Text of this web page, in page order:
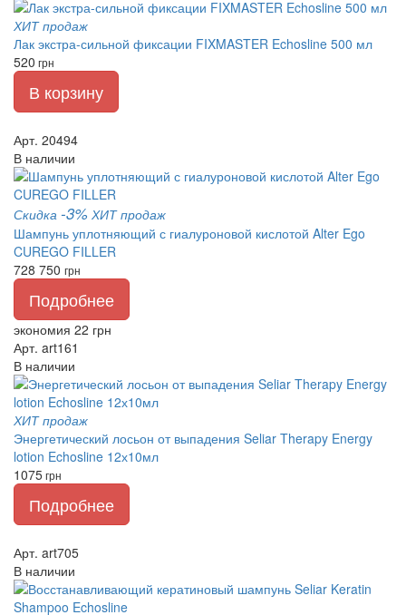
ХИТ продаж
Лак экстра-сильной фиксации FIXMASTER Echosline 500 мл
520 грн
В корзину
Арт. 20494
В наличии
Скидка -3% ХИТ продаж
Шампунь уплотняющий с гиалуроновой кислотой Alter Ego
CUREGO FILLER
728 750 грн
Подробнее
экономия 22 грн
Арт. art161
В наличии
ХИТ продаж
Энергетический лосьон от выпадения Seliar Therapy Energy
lotion Echosline 12х10мл
1075грн
Подробнее
Арт. art705
В наличии